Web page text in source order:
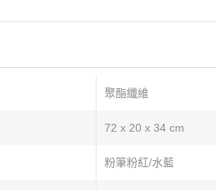
聚酯纖維
72 x 20 x 34 cm
粉筆粉紅/水藍